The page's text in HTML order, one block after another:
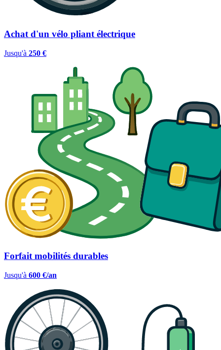
Achat d'un vélo pliant électrique
Jusqu'à 250 €
Forfait mobilités durables
Jusqu'à 600 €/an